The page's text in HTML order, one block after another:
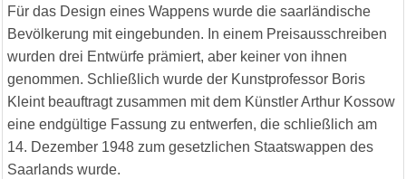
Für das Design eines Wappens wurde die saarländische
Bevölkerung mit eingebunden. In einem Preisausschreiben
wurden drei Entwürfe prämiert, aber keiner von ihnen
genommen. Schließlich wurde der Kunstprofessor Boris
Kleint beauftragt zusammen mit dem Künstler Arthur Kossow
eine endgültige Fassung zu entwerfen, die schließlich am
14. Dezember 1948 zum gesetzlichen Staatswappen des
Saarlands wurde.